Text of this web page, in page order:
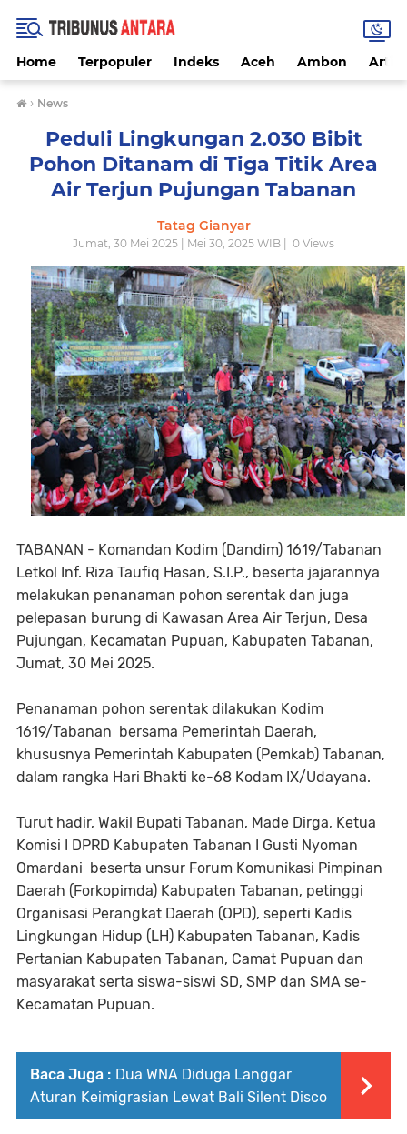
Home Terpopuler Indeks Aceh Ambon
› News
Peduli Lingkungan 2.030 Bibit
Pohon Ditanam di Tiga Titik Area
Air Terjun Pujungan Tabanan
Tatag Gianyar
Jumat, 30 Mei 2025 | Mei 30, 2025 WIB | 0 Views
TABANAN - Komandan Kodim (Dandim) 1619/Tabanan
Letkol Inf. Riza Taufiq Hasan, S.I.P., beserta jajarannya
melakukan penanaman pohon serentak dan juga
pelepasan burung di Kawasan Area Air Terjun, Desa
Pujungan, Kecamatan Pupuan, Kabupaten Tabanan,
Jumat, 30 Mei 2025.
Penanaman pohon serentak dilakukan Kodim
1619/Tabanan bersama Pemerintah Daerah,
khususnya Pemerintah Kabupaten (Pemkab) Tabanan,
dalam rangka Hari Bhakti ke-68 Kodam IX/Udayana.
Turut hadir, Wakil Bupati Tabanan, Made Dirga, Ketua
Komisi I DPRD Kabupaten Tabanan I Gusti Nyoman
Omardani beserta unsur Forum Komunikasi Pimpinan
Daerah (Forkopimda) Kabupaten Tabanan, petinggi
Organisasi Perangkat Daerah (OPD), seperti Kadis
Lingkungan Hidup (LH) Kabupaten Tabanan, Kadis
Pertanian Kabupaten Tabanan, Camat Pupuan dan
masyarakat serta siswa-siswi SD, SMP dan SMA se-
Kecamatan Pupuan.
Baca Juga : Dua WNA Diduga Langgar
Aturan Keimigrasian Lewat Bali Silent Disco